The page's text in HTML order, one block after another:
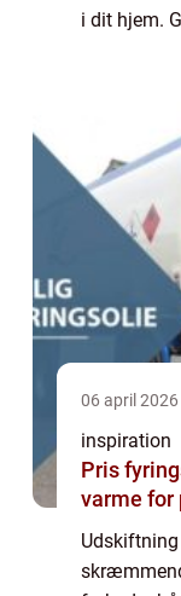
i dit hjem.
06 april 2026
inspiration
Pris fyringsolie sådan
varme for